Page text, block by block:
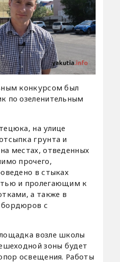
конкурсом был
по озеленительным
на улице
грунта и
местах, отведенных
прочего,
в стыках
и пролегающим к
а также в
с
возле школы
зоны будет
освещения. Работы